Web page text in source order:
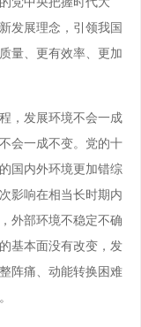
发展理念，引领我国
量、更有效率、更加
，发展环境不会一成
会一成不变。党的十
国内外环境更加错综
影响在相当长时期内
外部环境不稳定不确
基本面没有改变，发
阵痛、动能转换困难